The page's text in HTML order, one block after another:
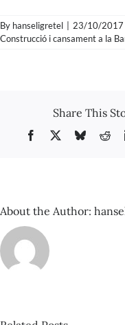
By hanseligretel 23/10/2017
Construcció i cansament a la
Share This
Facebook Bluesky
About the Author: